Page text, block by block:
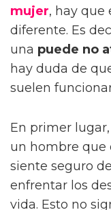
mujer, hay que
diferente. Es
una puede no
hay duda de
suelen
En primer
un hombre que
siente seguro
enfrentar los
vida. Esto no